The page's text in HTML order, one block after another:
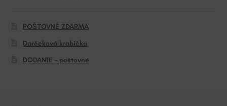
POŠTOVNÉ ZDARMA
Darčeková krabička
DODANIE – poštovné